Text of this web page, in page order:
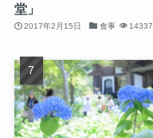
堂」
2017年2月15日 食事 14337